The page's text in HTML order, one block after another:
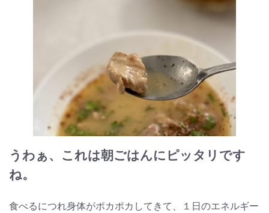
うわぁ、これは朝ごはんにピッタリです
ね。
食べるにつれ身体がポカポカしてきて、１日のエネルギー